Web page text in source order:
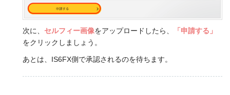
次に、 セルフィー画像をアップロードしたら、
「申請する」
をクリックしましょう。
あとは、IS6FX側で承認されるのを待ちます。